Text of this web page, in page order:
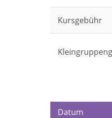
Kursgebühr
Datum